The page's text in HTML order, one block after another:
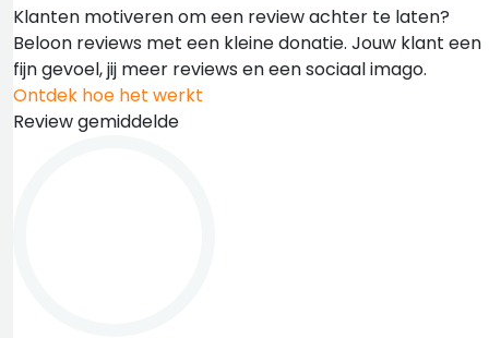
Klanten motiveren om een review achter te laten?
Beloon reviews met een kleine donatie. Jouw klant een
fijn gevoel, jij meer reviews en een sociaal imago.
Ontdek hoe het werkt
Review gemiddelde